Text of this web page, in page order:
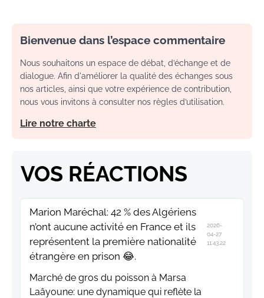
Bienvenue dans l’espace commentaire
Nous souhaitons un espace de débat, d’échange et de
dialogue. Afin d'améliorer la qualité des échanges sous
nos articles, ainsi que votre expérience de contribution,
nous vous invitons à consulter nos règles d’utilisation.
Lire notre charte
VOS RÉACTIONS
Marion Maréchal: 42 % des Algériens
n’ont aucune activité en France et ils
représentent la première nationalité
étrangère en prison 😂.
2026-
04-27
11:43:22
Marché de gros du poisson à Marsa
Laâyoune: une dynamique qui reflète la